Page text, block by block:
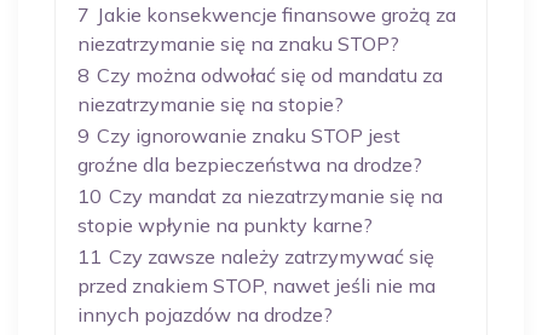
7 Jakie konsekwencje finansowe grożą za
niezatrzymanie się na znaku STOP?
8 Czy można odwołać się od mandatu za
niezatrzymanie się na stopie?
9 Czy ignorowanie znaku STOP jest
groźne dla bezpieczeństwa na drodze?
10 Czy mandat za niezatrzymanie się na
stopie wpłynie na punkty karne?
11 Czy zawsze należy zatrzymywać się
przed znakiem STOP, nawet jeśli nie ma
innych pojazdów na drodze?